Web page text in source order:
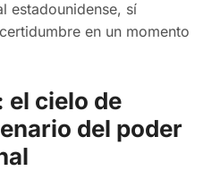
estadounidense, sí
en un momento
el cielo de
del poder